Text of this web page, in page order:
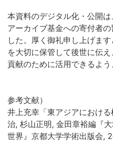
本資料のデジタル化・公開
アーカイブ基金への寄付者
した。厚く御礼申し上げま
を大切に保管して後世に伝
貢献のために活用できるよう
参考文献）
井上充幸「東アジアにおけ
治, 杉山正明, 金田章裕編『
世界』京都大学学術出版会,